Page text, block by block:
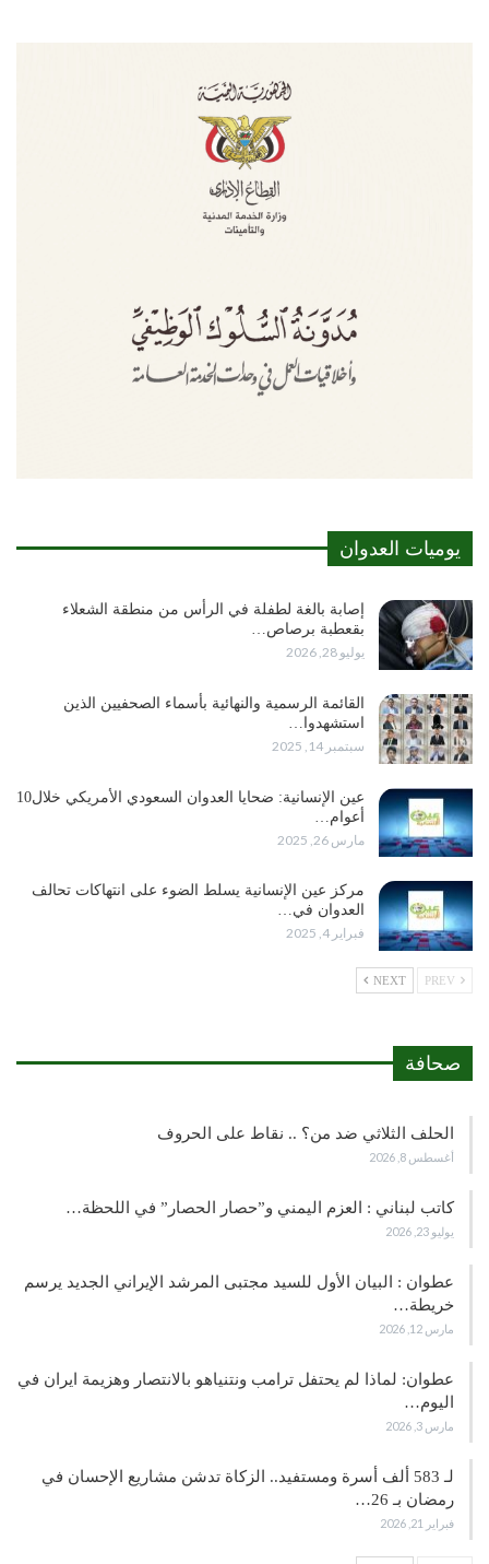
يوميات العدوان
إصابة بالغة لطفلة في الرأس من منطقة الشعلاء
بقعطبة برصاص…
يوليو 28, 2026
القائمة الرسمية والنهائية بأسماء الصحفيين الذين
استشهدوا…
سبتمبر 14, 2025
عين الإنسانية: ضحايا العدوان السعودي الأمريكي خلال10
أعوام…
مارس 26, 2025
مركز عين الإنسانية يسلط الضوء على انتهاكات تحالف
العدوان في…
فبراير 4, 2025
NEXT
صحافة
الحلف الثلاثي ضد من؟ .. نقاط على الحروف
أغسطس 8, 2026
كاتب لبناني : العزم اليمني و”حصار الحصار” في اللحظة…
يوليو 23, 2026
عطوان : البيان الأول للسيد مجتبى المرشد الإيراني الجديد يرسم
خريطة…
مارس 12, 2026
عطوان: لماذا لم يحتفل ترامب ونتنياهو بالانتصار وهزيمة ايران في
اليوم…
مارس 3, 2026
لـ 583 ألف أسرة ومستفيد.. الزكاة تدشن مشاريع الإحسان في
رمضان بـ 26…
فبراير 21, 2026